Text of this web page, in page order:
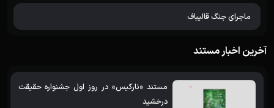
ماجرای جنگ قالیباف
آخرین اخبار مستند
مستند «نارکیس» در روز اول جشنواره حقیقت
درخشید